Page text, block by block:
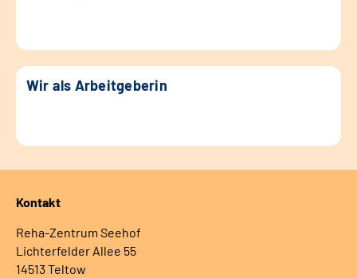
Wir als Arbeitgeberin
Kontakt
Reha-Zentrum Seehof
Lichterfelder Allee 55
14513 Teltow